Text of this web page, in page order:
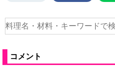
コメント